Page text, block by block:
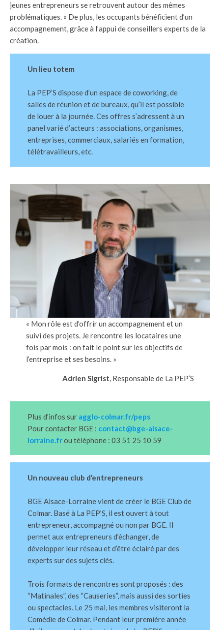
jeunes entrepreneurs se retrouvent autour des mêmes
problématiques. » De plus, les occupants bénéficient d’un
accompagnement, grâce à l’appui de conseillers experts de la
création.
Un lieu totem
La PEP’S dispose d’un espace de coworking, de
salles de réunion et de bureaux, qu’il est possible
de louer à la journée. Ces offres s’adressent à un
panel varié d’acteurs : associations, organismes,
entreprises, commerciaux, salariés en formation,
télétravailleurs, etc.
« Mon rôle est d’offrir un accompagnement et un
suivi des projets. Je rencontre les locataires une
fois par mois : on fait le point sur les objectifs de
l’entreprise et ses besoins. »
Adrien Sigrist, Responsable de La PEP’S
Plus d’infos sur agglo-colmar.fr/peps
Pour contacter BGE : contact@bge-alsace-
lorraine.frou téléphone : 03 51 25 10 59
Un nouveau club d’entrepreneurs
BGE Alsace-Lorraine vient de créer le BGE Club de
Colmar. Basé à La PEP’S, il est ouvert à tout
entrepreneur, accompagné ou non par BGE. Il
permet aux entrepreneurs d’échanger, de
développer leur réseau et d’être éclairé par des
experts sur des sujets clés.
Trois formats de rencontres sont proposés : des
“Matinales”, des “Causeries”, mais aussi des sorties
ou spectacles. Le 25 mai, les membres visiteront la
Comédie de Colmar. Pendant leur première année